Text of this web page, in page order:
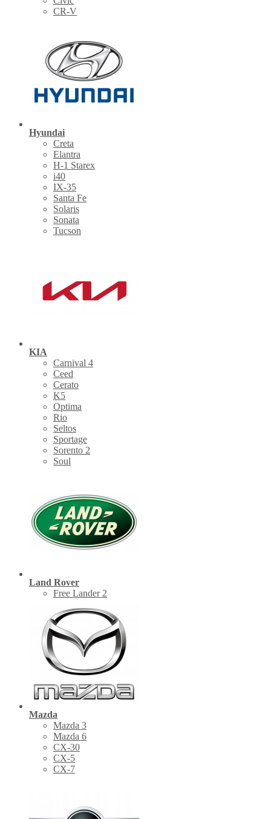
CR-V
Hyundai
Creta
Elantra
H-1 Starex
i40
IX-35
Santa Fe
Solaris
Sonata
Tucson
KIA
Carnival 4
Ceed
Cerato
K5
Optima
Rio
Seltos
Sportage
Sorento 2
Soul
Land Rover
Free Lander 2
Mazda
Mazda 3
Mazda 6
CX-30
СХ-5
CX-7